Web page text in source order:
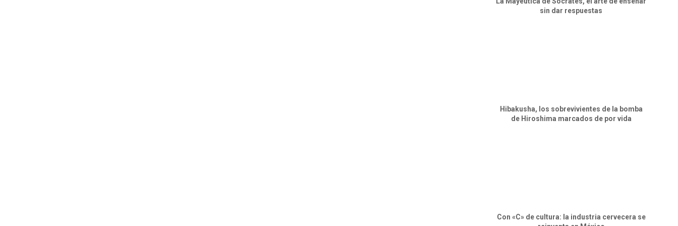
sin dar respuestas
Hibakusha, los sobrevivientes de la bomba
de Hiroshima marcados de por vida
Con «C» de cultura: la industria cervecera se